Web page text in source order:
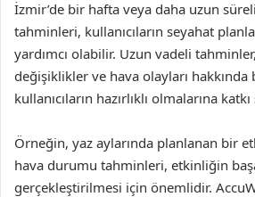
İzmir’de bir hafta veya daha uzun
tahminleri, kullanıcıların seyahat
yardımcı olabilir. Uzun vadeli
değişiklikler ve hava olayları hakkında
kullanıcıların hazırlıklı olmalarına
Örneğin, yaz aylarında planlanan bir
hava durumu tahminleri, etkinliğin
gerçekleştirilmesi için önemlidir.